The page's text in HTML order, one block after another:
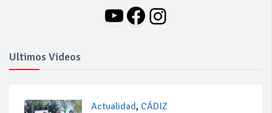
YouTube
Facebook
Instagram
Ultimos Videos
Actualidad, CÁDIZ